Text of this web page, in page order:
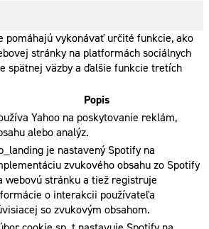
pomáhajú vykonávať určité funkcie, ako
stránky na platformách sociálnych
spätnej väzby a ďalšie funkcie tretích
Popis
Yahoo na poskytovanie reklám,
alebo analýz.
je nastavený Spotify na
zvukového obsahu zo Spotify
webovú stránku a tiež registruje
o interakcii používateľa
so zvukovým obsahom.